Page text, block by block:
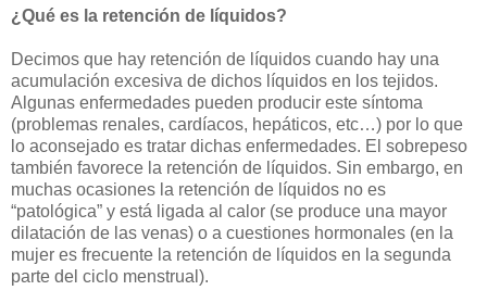
¿Qué es la retención de líquidos?
Decimos que hay retención de líquidos cuando hay una
acumulación excesiva de dichos líquidos en los tejidos.
Algunas enfermedades pueden producir este síntoma
(problemas renales, cardíacos, hepáticos, etc…) por lo que
lo aconsejado es tratar dichas enfermedades. El sobrepeso
también favorece la retención de líquidos. Sin embargo, en
muchas ocasiones la retención de líquidos no es
“patológica” y está ligada al calor (se produce una mayor
dilatación de las venas) o a cuestiones hormonales (en la
mujer es frecuente la retención de líquidos en la segunda
parte del ciclo menstrual).